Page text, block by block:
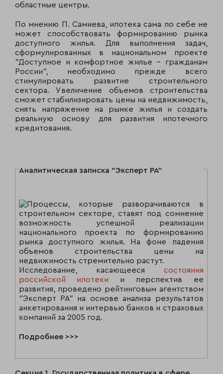
областные центры.
По мнению П. Самиева, ипотека сама по себе не
может способствовать формированию рынка
доступного жилья. Для выполнения задач,
сформулированных в национальном проекте
"Доступное и комфортное жилье - гражданам
России", необходимо прежде всего
стимулировать развитие строительного
сектора. Увеличение объемов строительства
сможет стабилизировать цены на недвижимость,
снять напряжение на рынке жилья и создать
реальную основу для развития ипотечного
кредитования.
Аналитическая записка "Эксперт РА"
Процессы, которые разворачиваются в
строительном секторе, ставят под сомнение
возможность успешной реализации
национального проекта по формированию
рынка доступного жилья. На фоне падения
объемов строительства цены на
недвижимость стремительно растут.
Исследование, касающееся состояния
российской ипотеки и перспектив ее
развития, проведено рейтинговым агентством
"Эксперт РА" на основе анализа результатов
анкетирования и интервью банков и страховых
компаний за 2005 год.
Подробнее >>>